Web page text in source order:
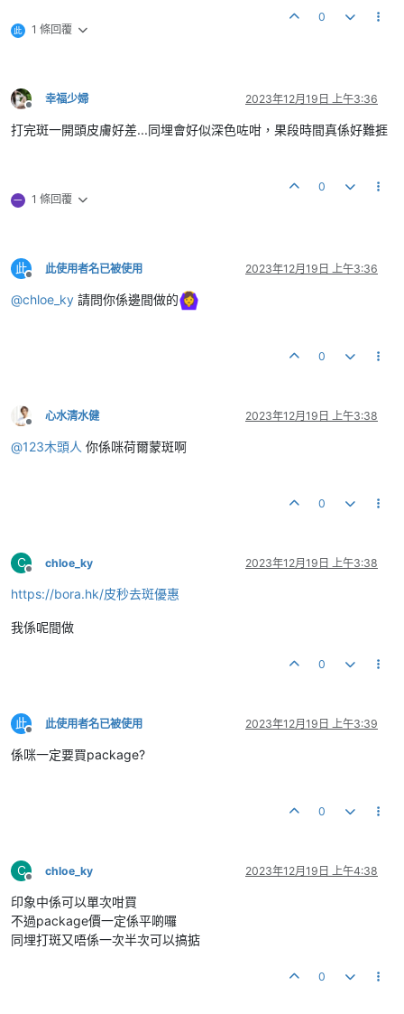
此 1 條回覆
0
離線
幸福少婦 2023年12月19日 上午3:36
打完斑一開頭皮膚好差...同埋會好似深色咗咁，果段時間真係好難捱
一 1 條回覆
0
此
離線
此使用者名已被使用 2023年12月19日 上午3:36
@chloe_ky 請問你係邊間做的
0
離線
心水清水健 2023年12月19日 上午3:38
@123木頭人 你係咪荷爾蒙斑啊
0
C
離線
chloe_ky 2023年12月19日 上午3:38
https://bora.hk/皮秒去斑優惠
我係呢間做
0
此
離線
此使用者名已被使用 2023年12月19日 上午3:39
係咪一定要買package?
0
C
離線
chloe_ky 2023年12月19日 上午4:38
印象中係可以單次咁買
不過package價一定係平啲囉
同埋打斑又唔係一次半次可以搞掂
0